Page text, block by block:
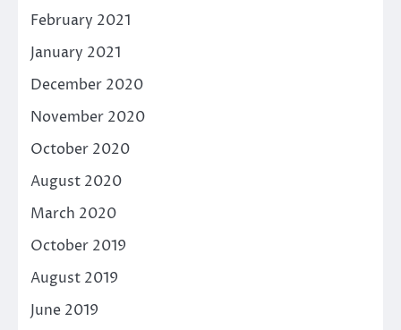
February 2021
January 2021
December 2020
November 2020
October 2020
August 2020
March 2020
October 2019
August 2019
June 2019